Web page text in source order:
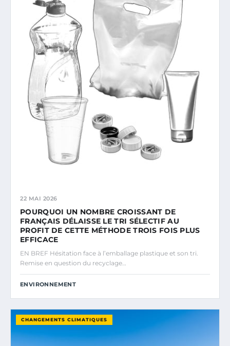
22 MAI 2026
POURQUOI UN NOMBRE CROISSANT DE
FRANÇAIS DÉLAISSE LE TRI SÉLECTIF AU
PROFIT DE CETTE MÉTHODE TROIS FOIS PLUS
EFFICACE
EN BREF Hésitation face à l’emballage plastique et son tri.
Remise en question du recyclage…
ENVIRONNEMENT
CHANGEMENTS CLIMATIQUES